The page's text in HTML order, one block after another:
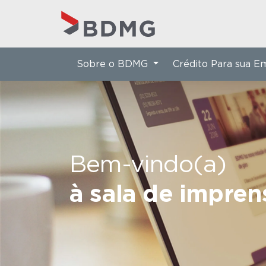
Bem-vindo(a)
à sala de
Sobre o BDMG Crédito Para sua